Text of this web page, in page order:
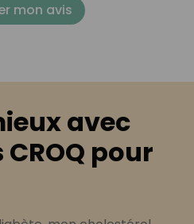
mon avis
avec
pour